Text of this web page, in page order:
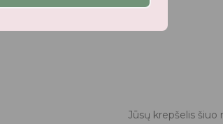
Jūsų krepšelis šiuo